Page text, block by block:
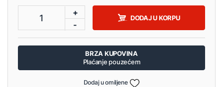
1
+
-
DODAJ U KORPU
BRZA KUPOVINA
Plaćanje pouzećem
Dodaj u omiljene